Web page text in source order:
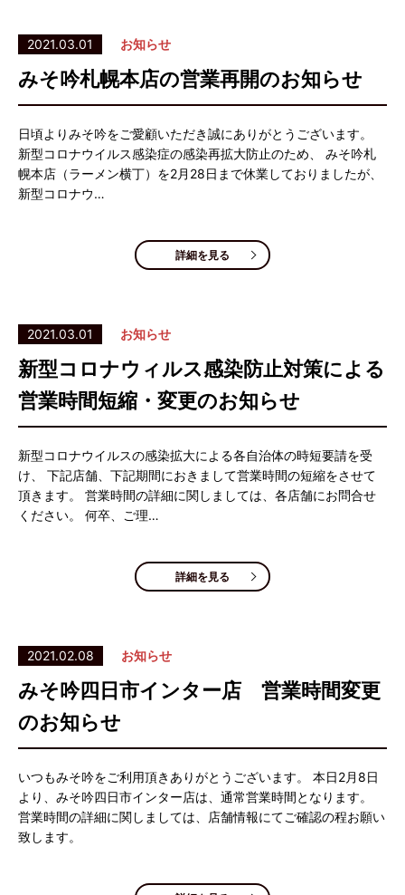
2021.03.01 お知らせ
みそ吟札幌本店の営業再開のお知らせ
日頃よりみそ吟をご愛顧いただき誠にありがとうございます。
新型コロナウイルス感染症の感染再拡大防止のため、 みそ吟札
幌本店（ラーメン横丁）を2月28日まで休業しておりましたが、
新型コロナウ…
詳細を見る
2021.03.01 お知らせ
新型コロナウィルス感染防止対策による
営業時間短縮・変更のお知らせ
新型コロナウイルスの感染拡大による各自治体の時短要請を受
け、 下記店舗、下記期間におきまして営業時間の短縮をさせて
頂きます。 営業時間の詳細に関しましては、各店舗にお問合せ
ください。 何卒、ご理…
詳細を見る
2021.02.08 お知らせ
みそ吟四日市インター店 営業時間変更
のお知らせ
いつもみそ吟をご利用頂きありがとうございます。 本日2月8日
より、みそ吟四日市インター店は、通常営業時間となります。
営業時間の詳細に関しましては、店舗情報にてご確認の程お願い
致します。